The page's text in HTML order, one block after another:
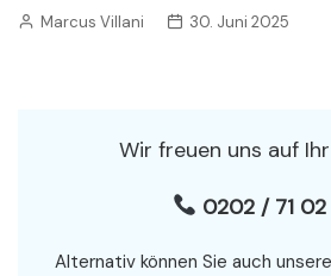
Marcus Villani 30. Juni 2025
Wir freuen uns auf
0202 / 71
Alternativ können Sie auch